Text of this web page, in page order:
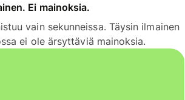
Ei mainoksia.
vain sekunneissa. Täysin ilmainen
ei ole ärsyttäviä mainoksia.